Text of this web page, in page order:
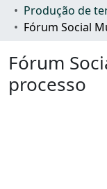
Produção de
Fórum
processo